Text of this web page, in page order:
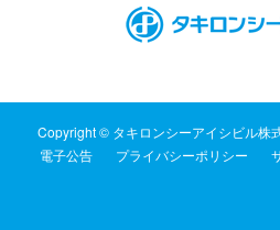
Copyright © タキロンシーアイシビル株
電子公告
プライバシーポリシー